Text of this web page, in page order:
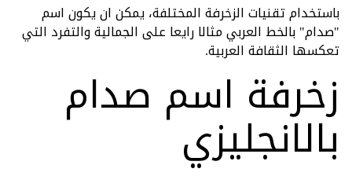
باستخدام تقنيات الزخرفة المختلفة، يمكن ان يكون اسم
"صدام" بالخط العربي مثالا رايعا على الجمالية والتفرد التي
تعكسها الثقافة العربية.
زخرفة اسم صدام
بالانجليزي